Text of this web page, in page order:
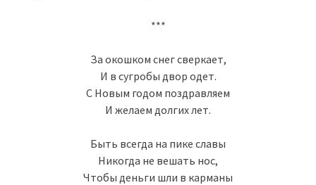
***
За окошком снег сверкает,
И в сугробы двор одет.
С Новым годом поздравляем
И желаем долгих лет.
Быть всегда на пике славы
Никогда не вешать нос,
Чтобы деньги шли в карманы